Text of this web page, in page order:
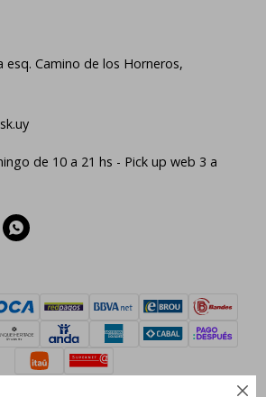

esq. Camino de los Horneros,
de 10 a 21 hs - Pick up web 3 a
